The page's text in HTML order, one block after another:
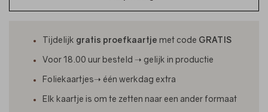
Tijdelijk gratis proefkaartje met code GRATIS
Voor 18.00 uur besteld ➝ gelijk in productie
Foliekaartjes➝ één werkdag extra
Elk kaartje is om te zetten naar een ander formaat